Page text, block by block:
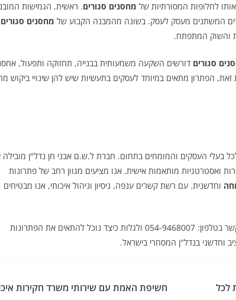
לחלופות המסורתיות של מחסנים סגורים. ראשית, הגמישות
המשתנים מעסק לעסק. בשונה מהמבנה הקבוע של מחסנים סגורים
והשוק המתפתח.
סגורים דורשים השקעה משמעותית בבנייה, תחזוקה ותפעול,
הפתרון מתאים במיוחד לעסקים בתעשיות שיש להן שינויי ביקוש
בעלי העסקים והמומחים בתחום. חברת ל.ש.ם אבני חן נדל"ן
במתן שירות ואסטרטגיות מותאמות אישית. אנו מציעים מגוון רחב של פתרונות
וחדשנית. עם רשת קשרים ענפה, ניסיון וניהול איכותי, אנו מבטיחים
לתיאום פגישה וייעוץ מקצועי, אנו מזמינים אתכם ליצור קשר בטלפון: 054-9468007 ולגלות כיצד נוכל להתאים את הפתרונות
וחדשני בנדל"ן המסחרי בישראל.
לכל
חשיפת האמת עם שירותי משרד חקירות